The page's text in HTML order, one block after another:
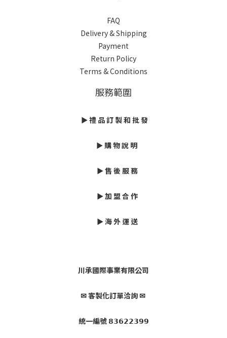
FAQ
Delivery & Shipping
Payment
Return Policy
Terms & Conditions
服務範圍
► 禮 品 訂 製 和 批 發
► 購 物 說 明
► 售 後 服 務
► 加 盟 合 作
► 海 外 運 送
川承國際事業有限公司
✉ 客製化訂單洽詢 ✉
統一編號 𝟴𝟯𝟲𝟮𝟮𝟯𝟵𝟵